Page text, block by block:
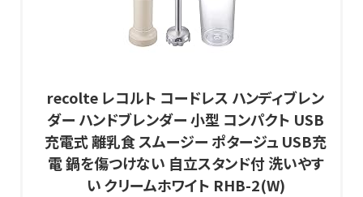
recolte レコルト コードレス ハンディブレン
ダー ハンドブレンダー 小型 コンパクト USB
充電式 離乳食 スムージー ポタージュ USB充
電 鍋を傷つけない 自立スタンド付 洗いやす
い クリームホワイト RHB-2(W)